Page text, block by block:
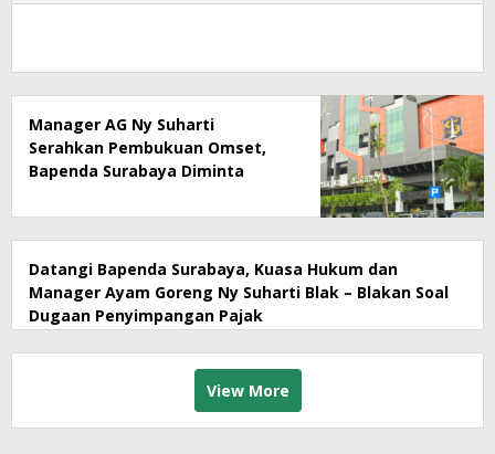
Manager AG Ny Suharti
Serahkan Pembukuan Omset,
Bapenda Surabaya Diminta
Datangi Bapenda Surabaya, Kuasa Hukum dan
Manager Ayam Goreng Ny Suharti Blak – Blakan Soal
Dugaan Penyimpangan Pajak
View More